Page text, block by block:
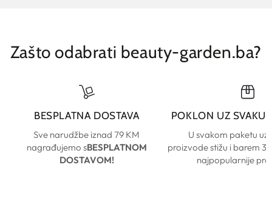
Zašto odabrati beauty-garden.ba?
BESPLATNA DOSTAVA
Sve narudžbe iznad 79 KM
nagrađujemo sBESPLATNOM
DOSTAVOM!
POKLON UZ SVAKU
U svakom paketu uz
proizvode stižu i barem 3
najpopularnije